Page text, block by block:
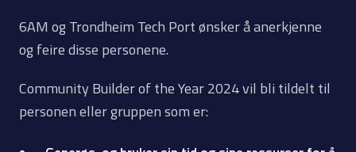
6AM og Trondheim Tech Port ønsker å anerkjenne
og feire disse personene.
Community Builder of the Year 2024 vil bli tildelt til
personen eller gruppen som er: